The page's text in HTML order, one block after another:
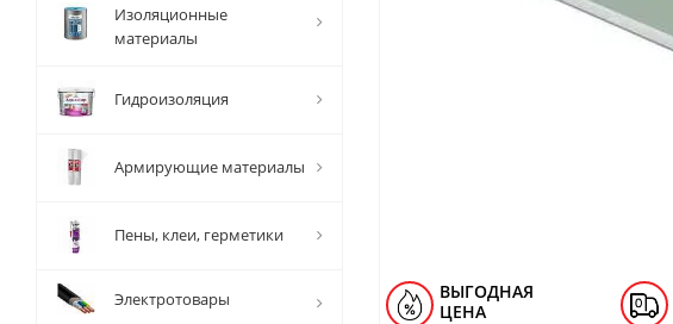
ВЫГОДНАЯ
ЦЕНА
Изоляционные
материалы
Гидроизоляция
Армирующие материалы
Пены, клеи, герметики
Электротовары